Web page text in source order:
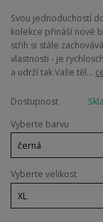
Svou jednoduchostí
kolekce přináší nové
střih si stále
vlastnosti - je
a udrží tak Vaše těl...
Dostupnost
Vyberte barvu
Vyberte velikost